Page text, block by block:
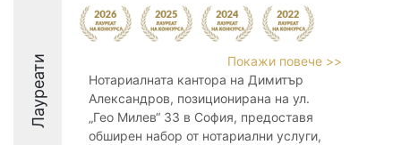
Лауреати
Покажи повече >>
Нотариалната кантора на Димитър
Александров, позиционирана на ул.
„Гео Милев“ 33 в София, предоставя
обширен набор от нотариални услуги,